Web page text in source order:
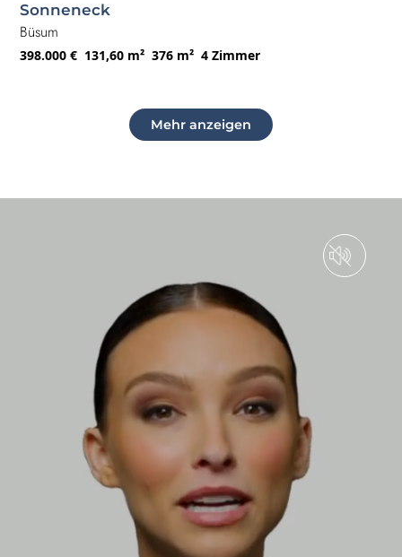
Sonneneck
Büsum
398.000 € 131,60 m² 376 m² 4 Zimmer
Mehr anzeigen